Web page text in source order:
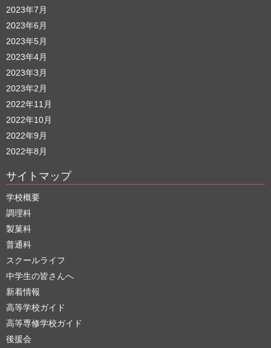
2023年7月
2023年6月
2023年5月
2023年4月
2023年3月
2023年2月
2022年11月
2022年10月
2022年9月
2022年8月
サイトマップ
学校概要
調理科
製菓科
普通科
スクールライフ
中学生の皆さんへ
新着情報
高等学校ガイド
高等専修学校ガイド
後援会